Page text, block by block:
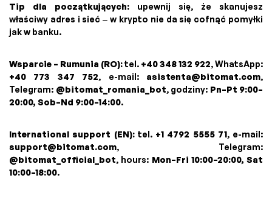
Tip dla początkujących: upewnij się, że skanujesz
właściwy adres i sieć – w krypto nie da się cofnąć pomyłki
jak w banku.
Wsparcie – Rumunia (RO):tel. +40 348 132 922, WhatsApp:
+40 773 347 752, e-mail: asistenta@bitomat.com,
Telegram: @bitomat_romania_bot, godziny: Pn–Pt 9:00–
20:00, Sob–Nd 9:00–14:00.
International support (EN):tel. +1 4792 5555 71, e-mail:
support@bitomat.com, Telegram:
@bitomat_official_bot, hours: Mon–Fri 10:00–20:00, Sat
10:00–18:00.